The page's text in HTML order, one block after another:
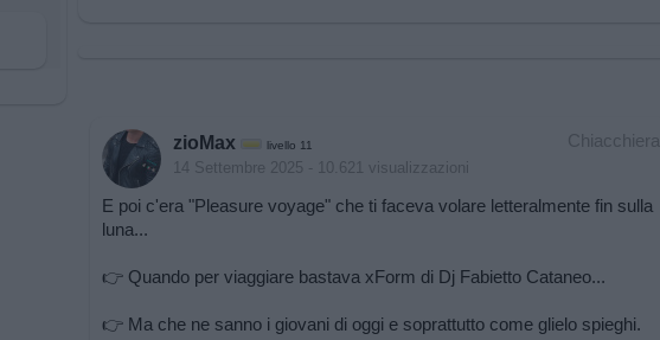
Chiacchiera
zioMax livello 11
14 Settembre 2025 - 10.621 visualizzazioni
E poi c'era "Pleasure voyage" che ti faceva volare letteralmente fin sulla
luna...
👉 Quando per viaggiare bastava xForm di Dj Fabietto Cataneo...
👉 Ma che ne sanno i giovani di oggi e soprattutto come glielo spieghi.